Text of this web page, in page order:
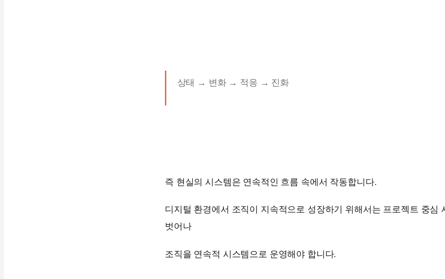
상태 → 변화 → 적응 → 진화
즉 현실의 시스템은 연속적인 흐름 속에서 작동합니다.
디지털 환경에서 조직이 지속적으로 성장하기 위해서는 프로젝트 중심
벗어나
조직을 연속적 시스템으로 운영해야 합니다.